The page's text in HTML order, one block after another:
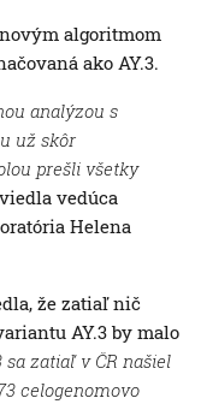
algoritmom
ako AY.3.
analýzou s
už skôr
prešli všetky
vedúca
Helena
že zatiaľ nič
AY.3 by malo
sa zatiaľ v ČR našiel
celogenomovo